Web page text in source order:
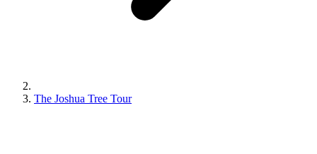
The Joshua Tree Tour